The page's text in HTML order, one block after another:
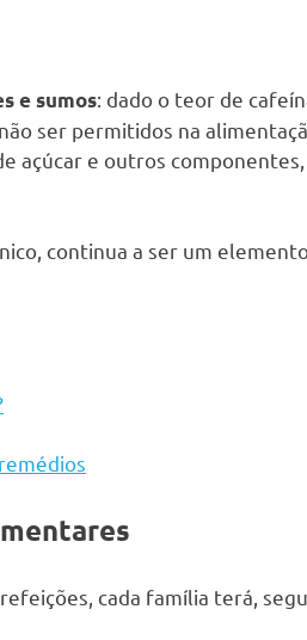
e sumos: dado o teor de
ser permitidos na
açúcar e outros
continua a ser um
cada família terá,